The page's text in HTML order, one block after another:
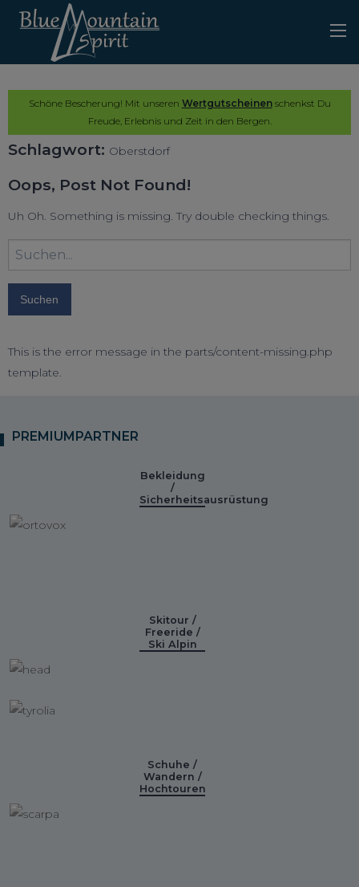
Schöne Bescherung! Mit unseren Wertgutscheinenschenkst Du
Freude, Erlebnis und Zeit in den Bergen.
Schlagwort: Oberstdorf
Oops, Post Not Found!
Uh Oh. Something is missing. Try double checking things.
Suchbegriff
eingeben:
This is the error message in the parts/content-missing.php
template.
PREMIUMPARTNER
Bekleidung
/
Sicherheitsausrüstung
Skitour /
Freeride /
Ski Alpin
Schuhe /
Wandern /
Hochtouren